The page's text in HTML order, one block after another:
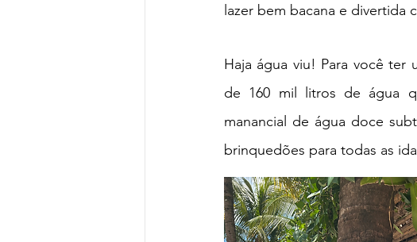
lazer bem bacana e divertida
Haja água viu! Para você ter
de 160 mil litros de água
manancial de água doce
brinquedões para todas as